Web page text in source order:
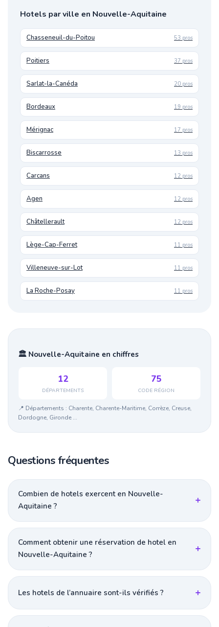
Hotels par ville en Nouvelle-Aquitaine
Chasseneuil-du-Poitou 53 pros
Poitiers 37 pros
Sarlat-la-Canéda 20 pros
Bordeaux 19 pros
Mérignac 17 pros
Biscarrosse 13 pros
Carcans 12 pros
Agen 12 pros
Châtellerault 12 pros
Lège-Cap-Ferret 11 pros
Villeneuve-sur-Lot 11 pros
La Roche-Posay 11 pros
🏛️ Nouvelle-Aquitaine en chiffres
12
DÉPARTEMENTS
75
CODE RÉGION
📍 Départements : Charente, Charente-Maritime, Corrèze, Creuse,
Dordogne, Gironde ...
Questions fréquentes
Combien de hotels exercent en Nouvelle-
Aquitaine ?
Comment obtenir une réservation de hotel en
Nouvelle-Aquitaine ?
Les hotels de l’annuaire sont-ils vérifiés ?